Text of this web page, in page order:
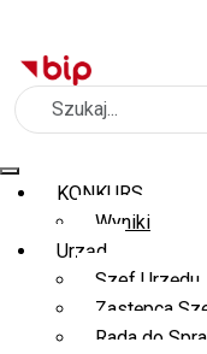
Szukaj
KONKURS
Wyniki
Urząd
Szef Urzędu
Zastępca
Rada do